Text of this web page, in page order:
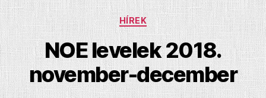
Kategóriák
HÍREK
NOE levelek 2018.
november-december